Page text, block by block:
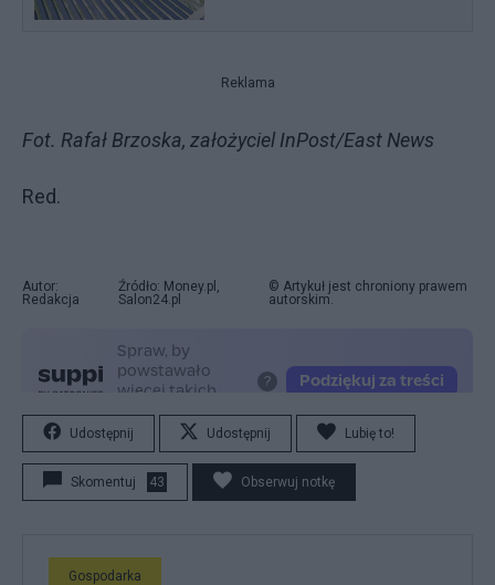
Reklama
Fot. Rafał Brzoska, założyciel InPost/East News
Red.
Autor:
Redakcja
Źródło: Money.pl,
Salon24.pl
© Artykuł jest chroniony prawem
autorskim.
Udostępnij Udostępnij Lubię to!
Skomentuj 43 Obserwuj notkę
Gospodarka